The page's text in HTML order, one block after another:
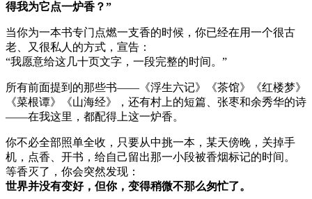
得我为它点一炉香？”
当你为一本书专门点燃一支香的时候，你已经在用一个很古
老、又很私人的方式，宣告：
“我愿意给这几十页文字，一段完整的时间。”
所有前面提到的那些书——《浮生六记》《茶馆》《红楼梦》
《菜根谭》《山海经》，还有村上的短篇、张枣和余秀华的诗
——在我这里，都配得上这一炉香。
你不必全部照单全收，只要从中挑一本，某天傍晚，关掉手
机，点香、开书，给自己留出那一小段被香烟标记的时间。
等香灭了，你会突然发现：
世界并没有变好，但你，变得稍微不那么匆忙了。